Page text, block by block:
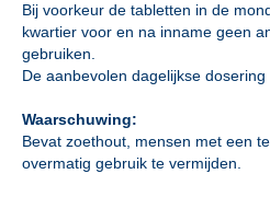
Bij voorkeur de tabletten in de
kwartier voor en na inname geen
gebruiken.
De aanbevolen dagelijkse dosering
Waarschuwing:
Bevat zoethout, mensen met een
overmatig gebruik te vermijden.